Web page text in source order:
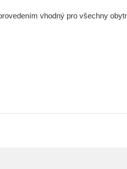
vhodný pro všechny